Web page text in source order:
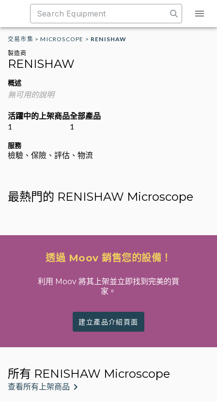
交易市集 >MICROSCOPE > RENISHAW
製造商
RENISHAW
概述
無可用的說明
活躍中的上架商品
1
全部產品
1
服務
檢驗、保險、評估、物流
最熱門的 RENISHAW Microscope
透過 Moov 銷售您的設備！
利用 Moov 將其上架並立即找到完美的買
家。
建立產品介紹頁面
所有 RENISHAW Microscope
查看所有上架商品